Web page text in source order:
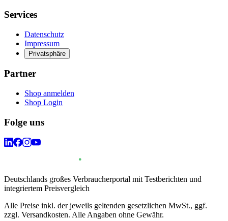
Services
Datenschutz
Impressum
Privatsphäre
Partner
Shop anmelden
Shop Login
Folge uns
Deutschlands großes Verbraucherportal mit Testberichten und
integriertem Preisvergleich
Alle Preise inkl. der jeweils geltenden gesetzlichen MwSt., ggf.
zzgl. Versandkosten. Alle Angaben ohne Gewähr.